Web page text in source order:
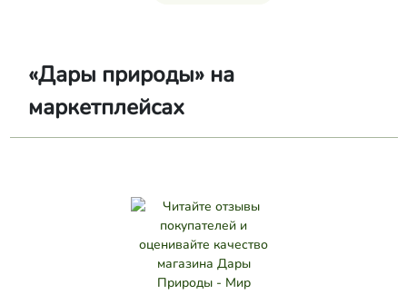
«Дары природы» на
маркетплейсах